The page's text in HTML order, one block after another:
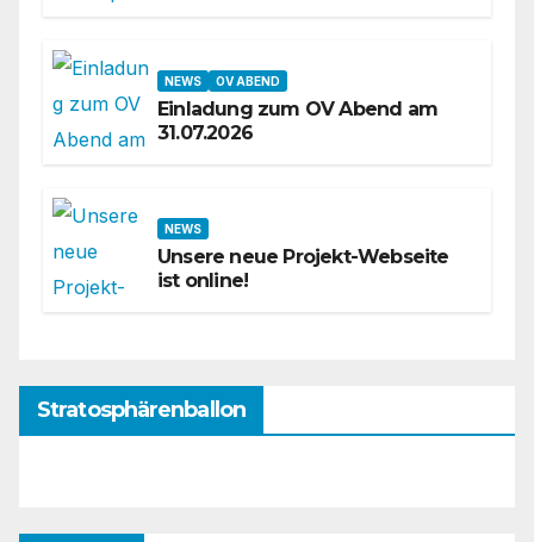
NEWS OV ABEND
Einladung zum OV Abend am
31.07.2026
NEWS
Unsere neue Projekt-Webseite
ist online!
Stratosphärenballon